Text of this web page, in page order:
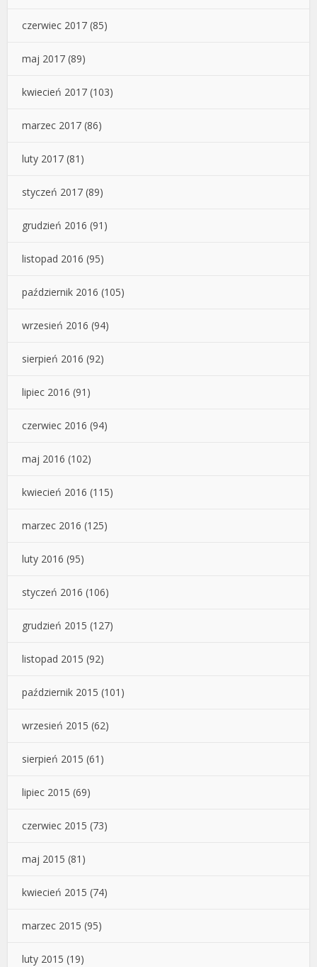
czerwiec 2017 (85)
maj 2017 (89)
kwiecień 2017 (103)
marzec 2017 (86)
luty 2017 (81)
styczeń 2017 (89)
grudzień 2016 (91)
listopad 2016 (95)
październik 2016 (105)
wrzesień 2016 (94)
sierpień 2016 (92)
lipiec 2016 (91)
czerwiec 2016 (94)
maj 2016 (102)
kwiecień 2016 (115)
marzec 2016 (125)
luty 2016 (95)
styczeń 2016 (106)
grudzień 2015 (127)
listopad 2015 (92)
październik 2015 (101)
wrzesień 2015 (62)
sierpień 2015 (61)
lipiec 2015 (69)
czerwiec 2015 (73)
maj 2015 (81)
kwiecień 2015 (74)
marzec 2015 (95)
luty 2015 (19)